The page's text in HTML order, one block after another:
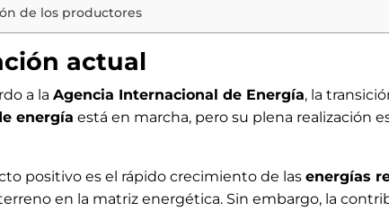
de los productores
actual
a la Agencia Internacional de Energía, la
energía está en marcha, pero su plena realización
positivo es el rápido crecimiento de las energías
en la matriz energética. Sin embargo, la